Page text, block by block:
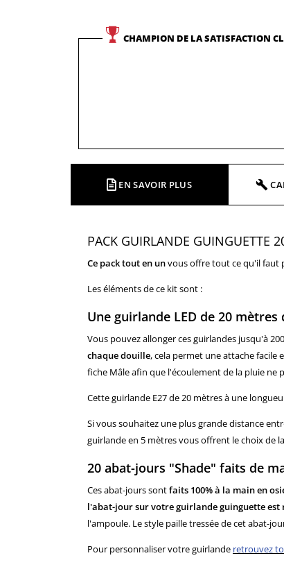
CHAMPION DE LA SATISFACTION
EN SAVOIR PLUS
PACK GUIRLANDE GUINGUETTE
Ce pack tout en unvous offre tout ce qu'il faut
Les éléments de ce kit sont :
Une guirlande LED de 20 mètres
Vous pouvez allonger ces guirlandes jusqu'à
chaque douille,cela permet une attache facile
fiche Mâle afin que l'écoulement de la pluie ne
Cette guirlande E27 de 20 mètres à une
Si vous souhaitez une plus grande distance
guirlande en 5 mètres vous offrent le choix de
20 abat-jours "Shade" faits de
Ces abat-jours sontfaits 100% à la main en
l'abat-jour sur votre guirlande guinguette est
l'ampoule. Le style paille tressée de cet abat-
Pour personnaliser votre guirlande retrouvez